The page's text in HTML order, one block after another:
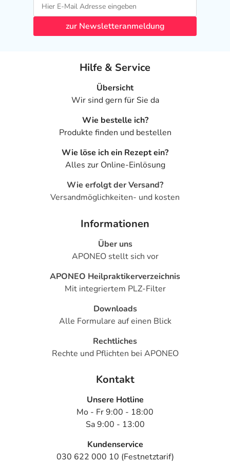
zur Newsletteranmeldung
Hilfe & Service
Übersicht
Wir sind gern für Sie da
Wie bestelle ich?
Produkte finden und bestellen
Wie löse ich ein Rezept ein?
Alles zur Online-Einlösung
Wie erfolgt der Versand?
Versandmöglichkeiten- und kosten
Informationen
Über uns
APONEO stellt sich vor
APONEO Heilpraktikerverzeichnis
Mit integriertem PLZ-Filter
Downloads
Alle Formulare auf einen Blick
Rechtliches
Rechte und Pflichten bei APONEO
Kontakt
Unsere Hotline
Mo - Fr 9:00 - 18:00
Sa 9:00 - 13:00
Kundenservice
030 622 000 10 (Festnetztarif)